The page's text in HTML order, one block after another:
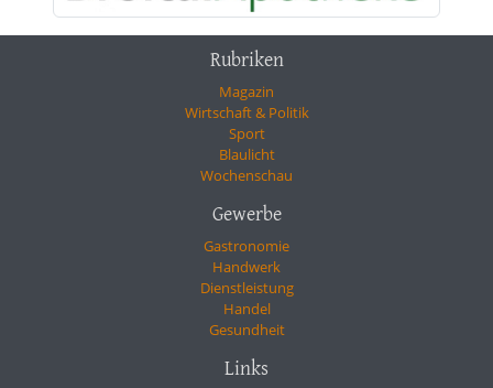
Rubriken
Magazin
Wirtschaft & Politik
Sport
Blaulicht
Wochenschau
Gewerbe
Gastronomie
Handwerk
Dienstleistung
Handel
Gesundheit
Links